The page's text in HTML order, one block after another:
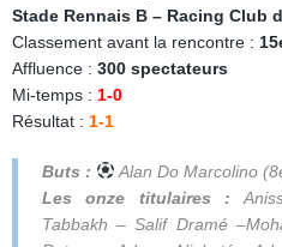
Stade Rennais B – Racing Club
Classement avant la rencontre :
Affluence : 300 spectateurs
Mi-temps : 1-0
Résultat : 1-1
Buts :
Alan Do Marcolino
Les onze titulaires :
Tabbakh – Salif Dramé –